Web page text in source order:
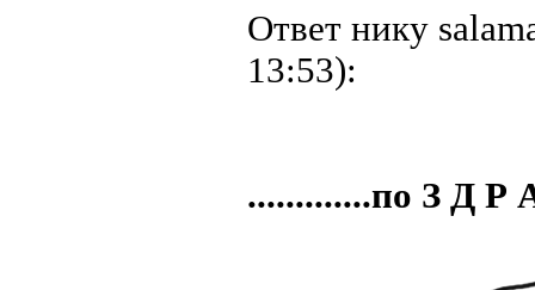
Ответ нику
13:53):
.............по З Д